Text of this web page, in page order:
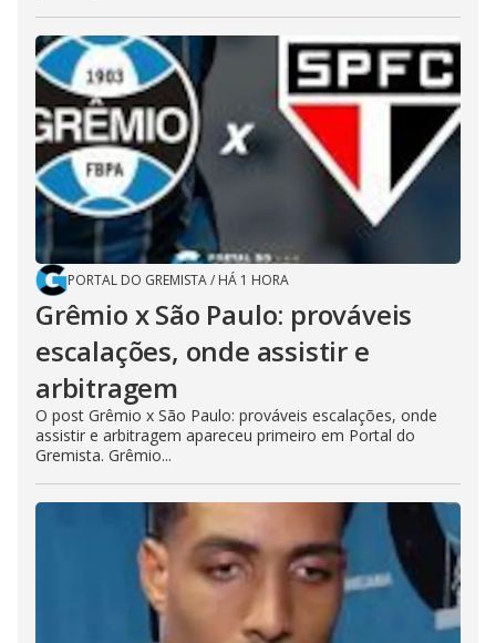
PORTAL DO GREMISTA/ HÁ 1 HORA
Grêmio x São Paulo: prováveis
escalações, onde assistir e
arbitragem
O post Grêmio x São Paulo: prováveis escalações, onde
assistir e arbitragem apareceu primeiro em Portal do
Gremista. Grêmio...